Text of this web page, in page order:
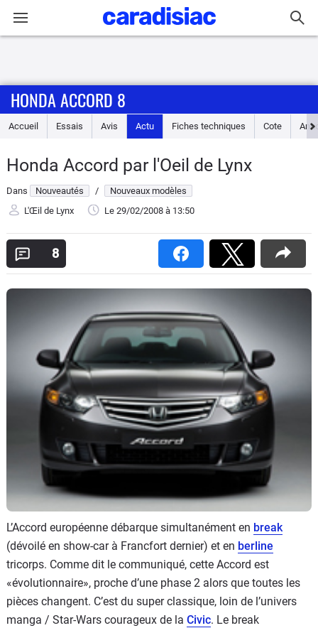
Accueil
Essais
Guide
Electriques
Services
Marques
HONDA ACCORD 8
Accueil Essais Avis Actu Fiches techniques Cote
Honda Accord par l'Oeil de Lynx
Dans Nouveautés /
Nouveaux modèles
L'Œil de Lynx
Le 29/02/2008 à 13:50
8
L’Accord européenne débarque simultanément en break
(dévoilé en show-car à Francfort dernier) et en berline
tricorps. Comme dit le communiqué, cette Accord est
«évolutionnaire», proche d’une phase 2 alors que toutes les
pièces changent. C’est du super classique, loin de l’univers
manga / Star-Wars courageux de la Civic. Le break